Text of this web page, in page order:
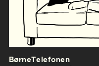
BørneTelefonen